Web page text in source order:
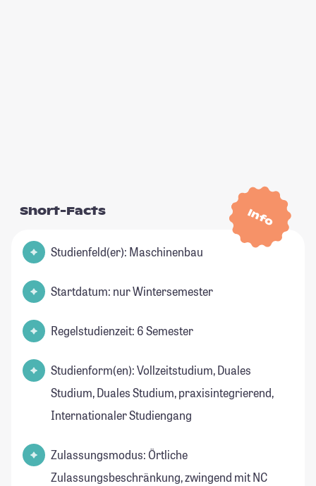
Info
Short-Facts
Studienfeld(er): Maschinenbau
Startdatum: nur Wintersemester
Regelstudienzeit: 6 Semester
Studienform(en): Vollzeitstudium, Duales
Studium, Duales Studium, praxisintegrierend,
Internationaler Studiengang
Zulassungsmodus: Örtliche
Zulassungsbeschränkung, zwingend mit NC